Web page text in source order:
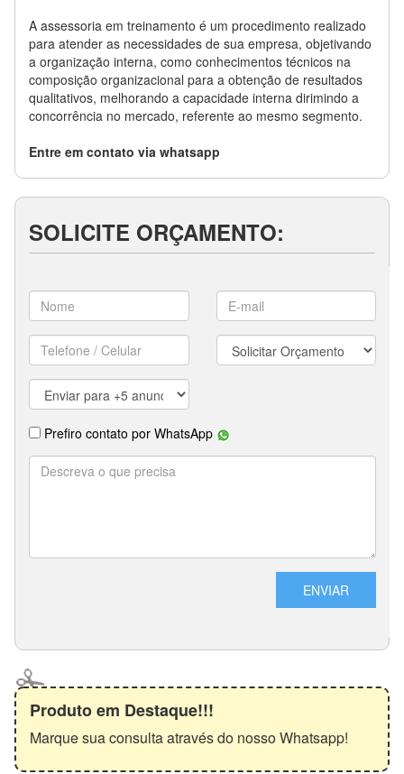
A assessoria em treinamento é um procedimento realizado
para atender as necessidades de sua empresa, objetivando
a organização interna, como conhecimentos técnicos na
composição organizacional para a obtenção de resultados
qualitativos, melhorando a capacidade interna dirimindo a
concorrência no mercado, referente ao mesmo segmento.
Entre em contato via whatsapp
SOLICITE ORÇAMENTO:
Produto em Destaque!!!
Marque sua consulta através do nosso Whatsapp!